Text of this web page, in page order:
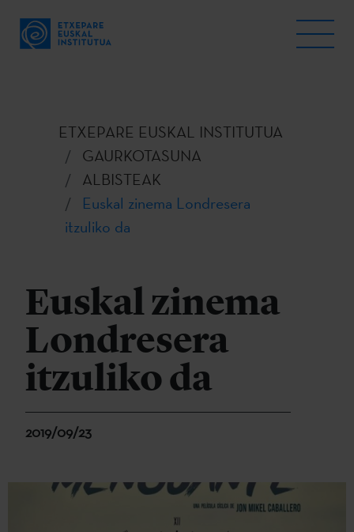
ETXEPARE EUSKAL INSTITUTUA
GAURKOTASUNA
ALBISTEAK
Euskal zinema Londresera
itzuliko da
Euskal zinema
Londresera
itzuliko da
2019/09/23